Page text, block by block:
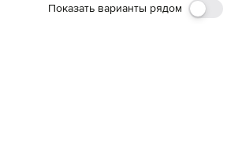
Показать варианты рядом